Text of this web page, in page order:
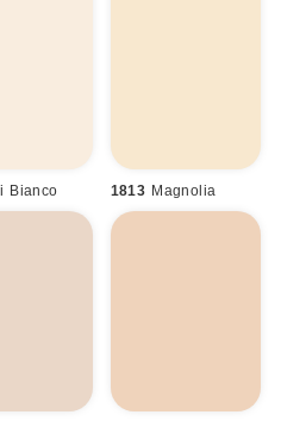
Bianco 1813 Magnolia